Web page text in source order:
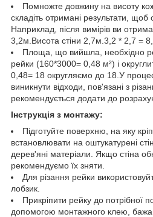
Помножте довжину на висоту
складіть отримані результати,
Наприклад, після вимірів ви
3,2м.Висота стіни 2,7м.3,2 * 2,7 =
Площа, що вийшла, необхідно
рейки (160*3000= 0,48 м²) і
0,48= 18 округляємо до 18.У
виникнути відходи, пов'язані з
рекомендується додати до
Інструкція з монтажу:
Підготуйте поверхню, на яку
встановлювати на оштукатурені
дерев'яні матеріали. Якщо стіна
рекомендуємо їх зняти.
Для різання рейки
лобзик.
Прикріпити рейку до потрібної
допомогою монтажного клею,